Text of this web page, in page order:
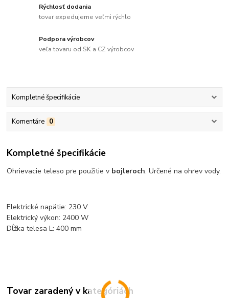
Rýchlosť dodania
tovar expedujeme veľmi rýchlo
Podpora výrobcov
veľa tovaru od SK a CZ výrobcov
Kompletné špecifikácie
Komentáre 0
Kompletné špecifikácie
Ohrievacie teleso pre použitie v bojleroch. Určené na ohrev vody.
Elektrické napätie: 230 V
Elektrický výkon: 2400 W
Dĺžka telesa L: 400 mm
Tovar zaradený v kategóriách